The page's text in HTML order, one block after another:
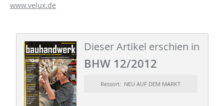
www.velux.de
Dieser Artikel erschien in
BHW 12/2012
Ressort: NEU AUF DEM MARKT